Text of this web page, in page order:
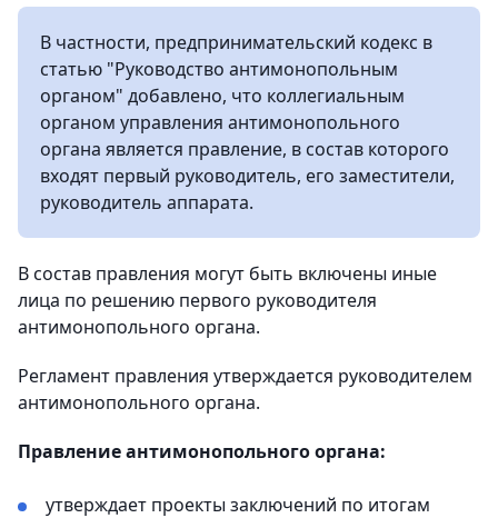
В частности, предпринимательский кодекс в
статью "Руководство антимонопольным
органом" добавлено, что коллегиальным
органом управления антимонопольного
органа является правление, в состав которого
входят первый руководитель, его заместители,
руководитель аппарата.
В состав правления могут быть включены иные
лица по решению первого руководителя
антимонопольного органа.
Регламент правления утверждается руководителем
антимонопольного органа.
Правление антимонопольного органа:
утверждает проекты заключений по итогам